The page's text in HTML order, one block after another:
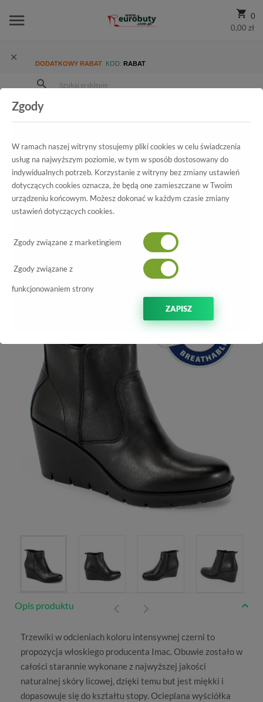
0
0,00 zł
DODATKOWY RABAT KOD: RABAT
Damskie
Trzewiki I Botki
Wszystkie produkty
82140 1400/011 Black/Black
Opis produktu
Trzewiki w odcieniach koloru intensywnej czerni to
propozycja włoskiego producenta Imac. Obuwie zostało w
całości starannie wykonane z najwyższej jakości
naturalnej skóry licowej, dzięki temu but jest miękki i
dopasowuje się do kształtu stopy. Ocieplana wyściółka
Zgody
W ramach naszej witryny stosujemy pliki cookies w celu świadczenia
usług na najwyższym poziomie, w tym w sposób dostosowany do
indywidualnych potrzeb. Korzystanie z witryny bez zmiany ustawień
dotyczących cookies oznacza, że będą one zamieszczane w Twoim
urządzeniu końcowym. Możesz dokonać w każdym czasie zmiany
ustawień dotyczących cookies.
Zgody związane z marketingiem
Zgody związane z
funkcjonowaniem strony
ZAPISZ